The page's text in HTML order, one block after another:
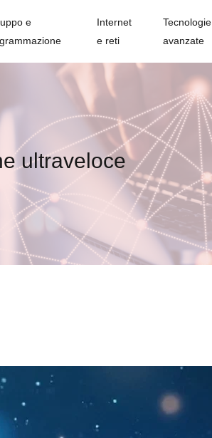
e
Internet
e reti
Tecnologie
avanzate
ultraveloce